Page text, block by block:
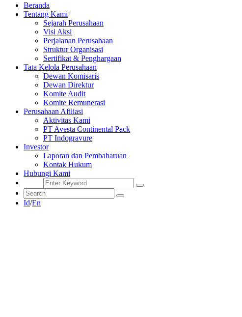
Beranda
Tentang Kami
Sejarah Perusahaan
Visi Aksi
Perjalanan Perusahaan
Struktur Organisasi
Sertifikat & Penghargaan
Tata Kelola Perusahaan
Dewan Komisaris
Dewan Direktur
Komite Audit
Komite Remunerasi
Perusahaan Afiliasi
Aktivitas Kami
PT Avesta Continental Pack
PT Indogravure
Investor
Laporan dan Pembaharuan
Kontak Hukum
Hubungi Kami
Id/En